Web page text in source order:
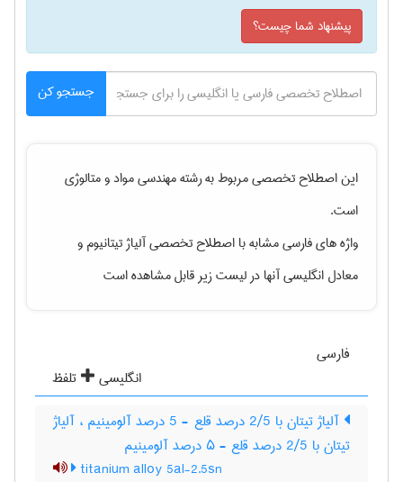
پیشنهاد شما چیست؟
جستجو کن
این اصطلاح تخصصی مربوط به رشتهمهندسی مواد و متالوژی
است.
واژه های فارسی مشابه با اصطلاح تخصصیآلیاژ تیتانیومو
معادل انگلیسی آنها در لیست زیر قابل مشاهده است
فارسی
انگلیسی
تلفظ
آلیاژ تیتان با 2/5 درصد قلع - 5 درصد آلومینیم ، آلیاژ
تیتان با 2/5 درصد قلع - ۵ درصد آلومینیم
titanium alloy 5al-2.5sn